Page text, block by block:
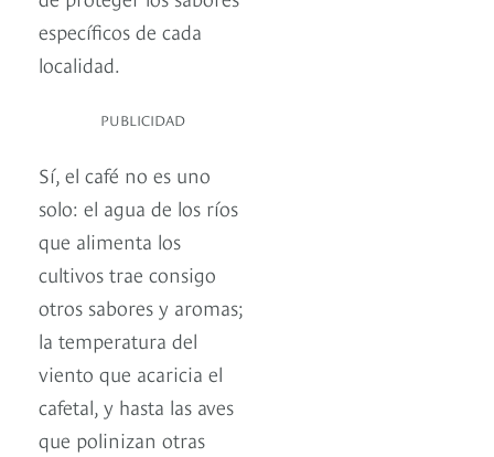
específicos de cada
localidad.
PUBLICIDAD
Sí, el café no es uno
solo: el agua de los ríos
que alimenta los
cultivos trae consigo
otros sabores y aromas;
la temperatura del
viento que acaricia el
cafetal, y hasta las aves
que polinizan otras